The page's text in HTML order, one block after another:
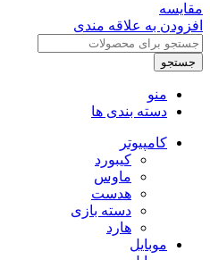
مقایسه
افزودن به علاقه مندی
جستجو
منو
دسته بندی ها
کامپیوتر
کیبورد
ماوس
هدست
دسته بازی
هارد
موبایل